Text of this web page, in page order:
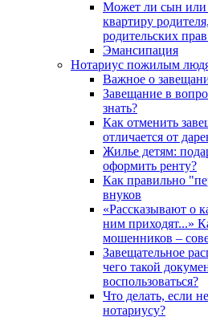
Может ли сын или
квартиру
родительских
Эмансипация
Нотариус пожилым
Важное о
Завещание в
знать?
Как отменить
отличается от
Жилье детям:
оформить ренту?
Как правильно
внуков
«Рассказывают о
ним приходят...»
мошенников –
Завещательное
чего такой
воспользоваться?
Что делать, если
нотариусу?